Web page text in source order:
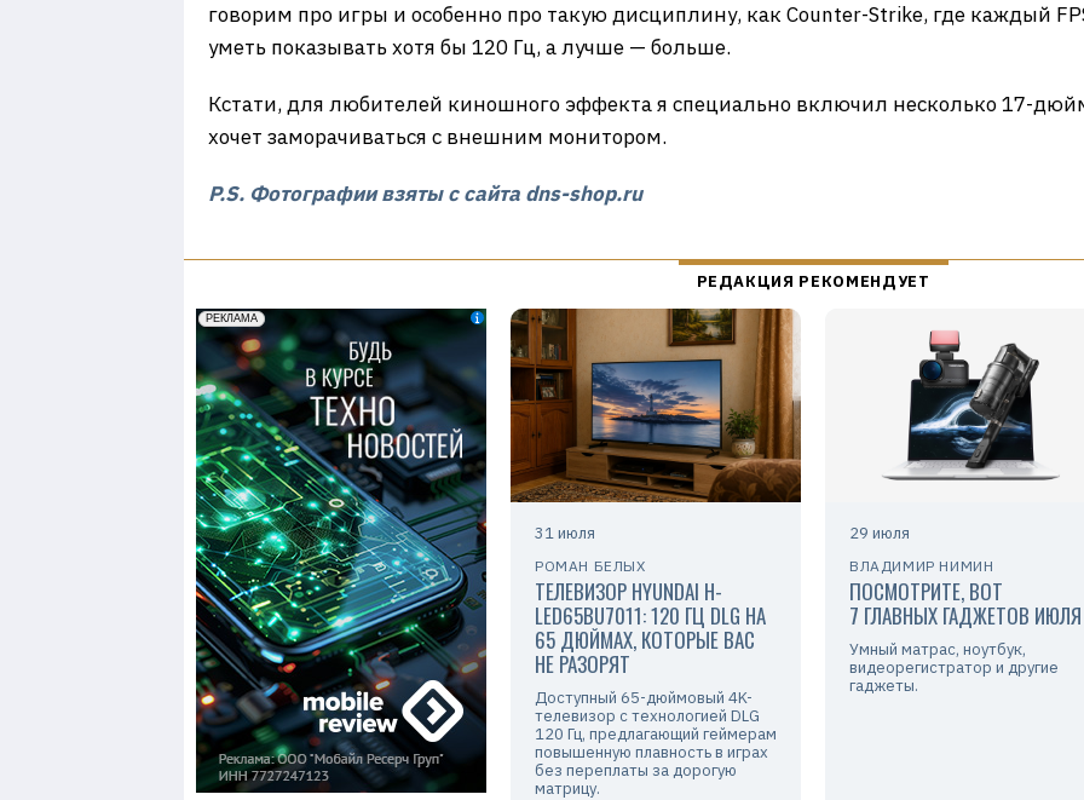
говорим про игры и особенно про такую дисциплину, как Counter-Strike, где каждый
уметь показывать хотя бы 120 Гц, а лучше — больше.
Кстати, для любителей киношного эффекта я специально включил несколько 17-
хочет заморачиваться с внешним монитором.
P.S. Фотографии взяты с сайта dns-shop.ru
31 июля
РОМАН БЕЛЫХ
ТЕЛЕВИЗОР HYUNDAI H-
LED65BU7011: 120 ГЦ DLG НА
65 ДЮЙМАХ, КОТОРЫЕ ВАС
НЕ РАЗОРЯТ
Доступный 65-дюймовый 4K-
телевизор с технологией DLG
120 Гц, предлагающий геймерам
повышенную плавность в играх
без переплаты за дорогую
матрицу.
29 июля
ВЛАДИМИР НИМИН
ПОСМОТРИТЕ, ВОТ
7 ГЛАВНЫХ ГАДЖЕТОВ ИЮЛЯ
Умный матрас, ноутбук,
видеорегистратор и другие
гаджеты.